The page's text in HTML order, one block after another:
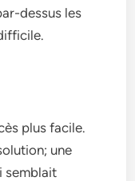
dessus les
plus facile.
une
semblait